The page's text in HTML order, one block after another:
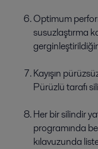
Optimum
susuzlaştırma
Kayışın
Pürüzlü tarafı
Her bir silindir
programında
kılavuzunda